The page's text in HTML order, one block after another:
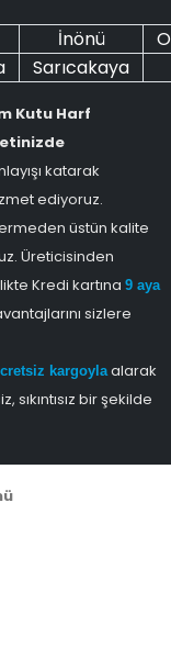
İnönü
Sarıcakaya
Kutu Harf
katarak
ediyoruz.
üstün kalite
Üreticisinden
Kredi kartına 9 aya
sizlere
kargoylaalarak
bir şekilde